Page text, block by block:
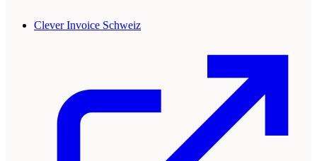
Clever Invoice Schweiz